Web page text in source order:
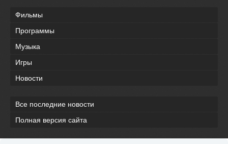
Фильмы
Программы
Музыка
Игры
Новости
Все последние новости
Полная версия сайта